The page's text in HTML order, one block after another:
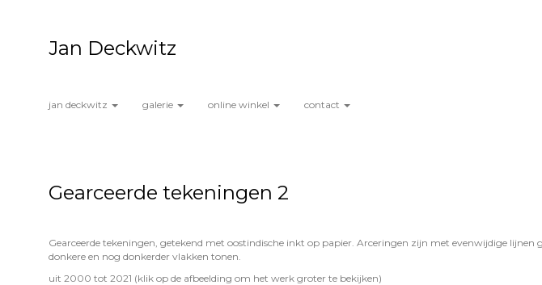
Jan Deckwitz
jan deckwitz galerie online winkel contact
Gearceerde tekeningen 2
Gearceerde tekeningen, getekend met oostindische inkt op papier. Arceringen zijn met evenwijdige
donkere en nog donkerder vlakken tonen.
uit 2000 tot 2021 (klik op de afbeelding om het werk groter te bekijken)